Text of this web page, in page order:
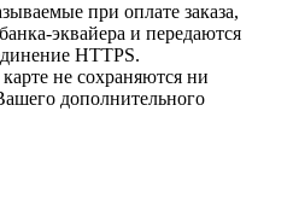
при оплате заказа,
эквайера и передаются
HTTPS.
не сохраняются ни
дополнительного